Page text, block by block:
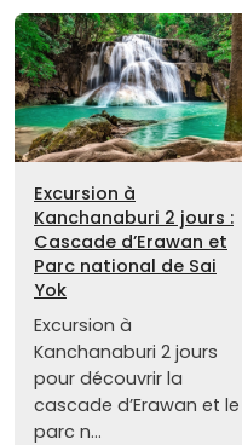
Excursion à
Kanchanaburi 2 jours :
Cascade d’Erawan et
Parc national de Sai
Yok
Excursion à
Kanchanaburi 2 jours
pour découvrir la
cascade d’Erawan et le
parc n...